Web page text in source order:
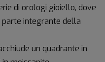
di orologi gioiello, dove
integrante della
un quadrante in